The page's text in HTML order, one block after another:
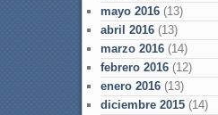
mayo 2016(13)
abril 2016(13)
marzo 2016(14)
febrero 2016(12)
enero 2016(13)
diciembre 2015(14)